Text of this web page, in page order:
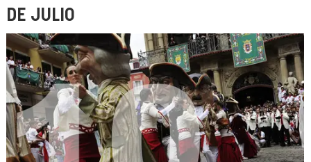
DE JULIO